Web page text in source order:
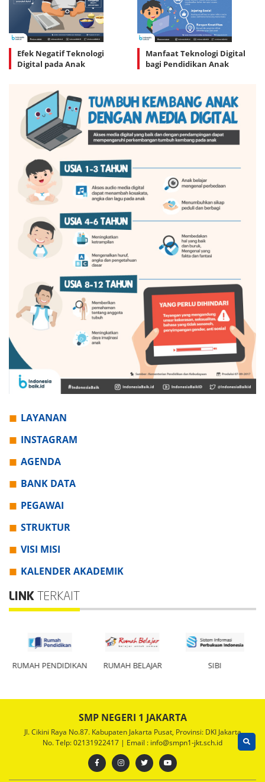
Efek Negatif Teknologi
Digital pada Anak
Manfaat Teknologi Digital
bagi Pendidikan Anak
LAYANAN
INSTAGRAM
AGENDA
BANK DATA
PEGAWAI
STRUKTUR
VISI MISI
KALENDER AKADEMIK
LINK TERKAIT
RUMAH PENDIDIKAN RUMAH BELAJAR SIBI
SMP NEGERI 1 JAKARTA
Jl. Cikini Raya No.87. Kabupaten Jakarta Pusat, Provinsi: DKI Jakarta
No. Telp: 02131922417 | Email : info@smpn1-jkt.sch.id